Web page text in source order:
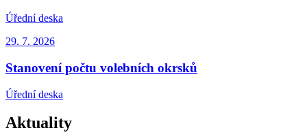
Úřední deska
29. 7. 2026
Stanovení počtu volebních okrsků
Úřední deska
Aktuality